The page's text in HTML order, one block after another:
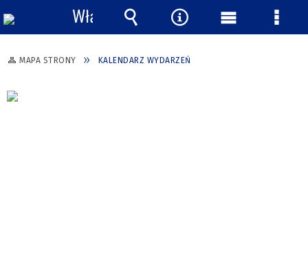
MAPA STRONY KALENDARZ WYDARZEŃ
Włącz
powiadomienia
Wyszukiwarka
Narzędzia
Menu Menu